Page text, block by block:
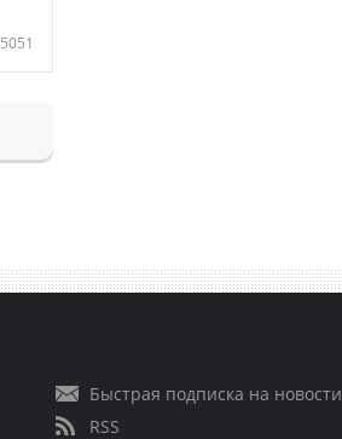
5051
Быстрая подписка на новости
RSS